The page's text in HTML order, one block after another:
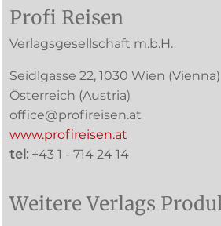
Profi Reisen
Verlagsgesellschaft m.b.H.
Seidlgasse 22, 1030 Wien (Vienna)
Österreich (Austria)
office@profireisen.at
www.profireisen.at
tel: +43 1 - 714 24 14
Weitere Verlags